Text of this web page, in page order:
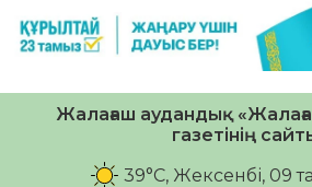
Жалағаш аудандық
газетінің
39°C, Жексенбі, 09